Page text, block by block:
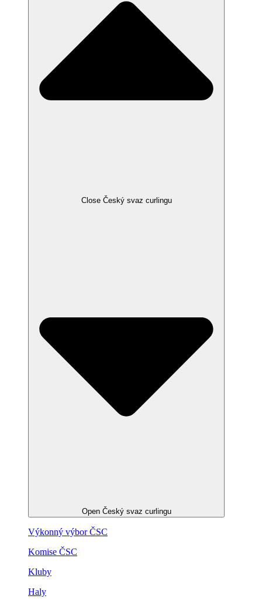
Close Český svaz curlingu
Open Český svaz curlingu
Výkonný výbor ČSC
Komise ČSC
Kluby
Haly